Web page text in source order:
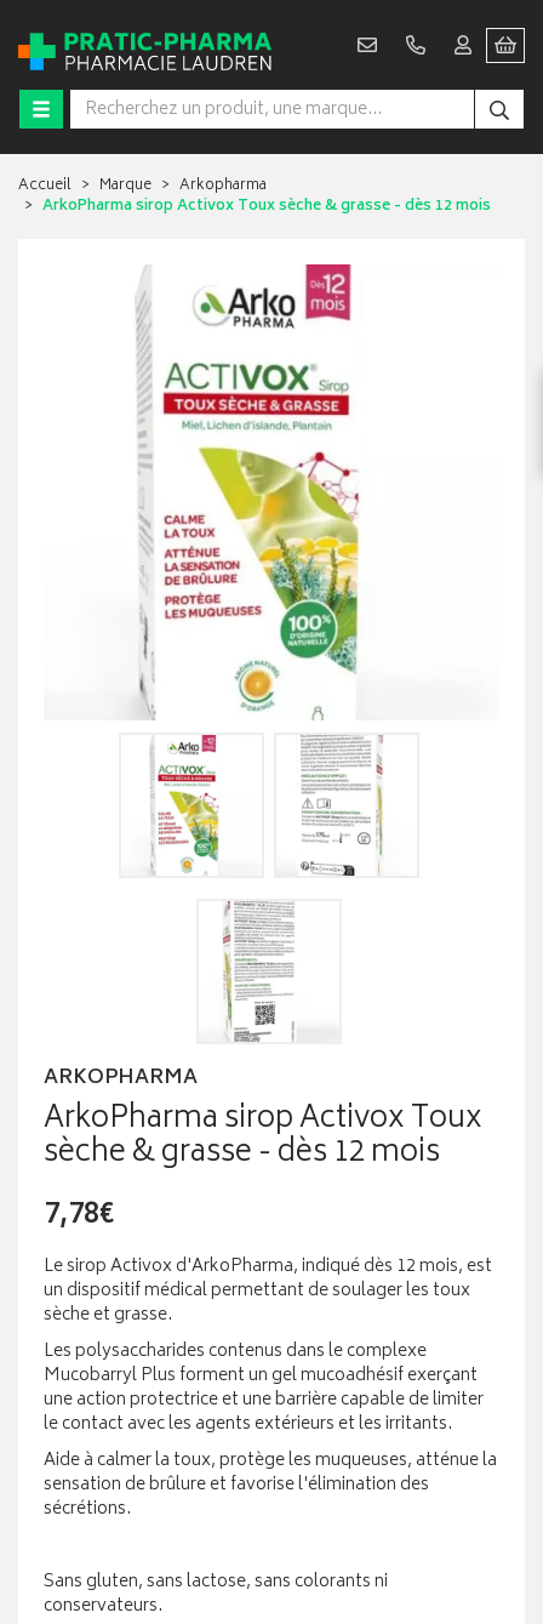
Accueil Marque
Arkopharma
ArkoPharma sirop Activox Toux sèche & grasse - dès 12 mois
ARKOPHARMA
ArkoPharma sirop Activox Toux
sèche & grasse - dès 12 mois
7,78€
Le sirop Activox d'ArkoPharma, indiqué dès 12 mois, est
un dispositif médical permettant de soulager les toux
sèche et grasse.
Les polysaccharides contenus dans le complexe
Mucobarryl Plus forment un gel mucoadhésif exerçant
une action protectrice et une barrière capable de limiter
le contact avec les agents extérieurs et les irritants.
Aide à calmer la toux, protège les muqueuses, atténue la
sensation de brûlure et favorise l'élimination des
sécrétions.
Sans gluten, sans lactose, sans colorants ni
conservateurs.